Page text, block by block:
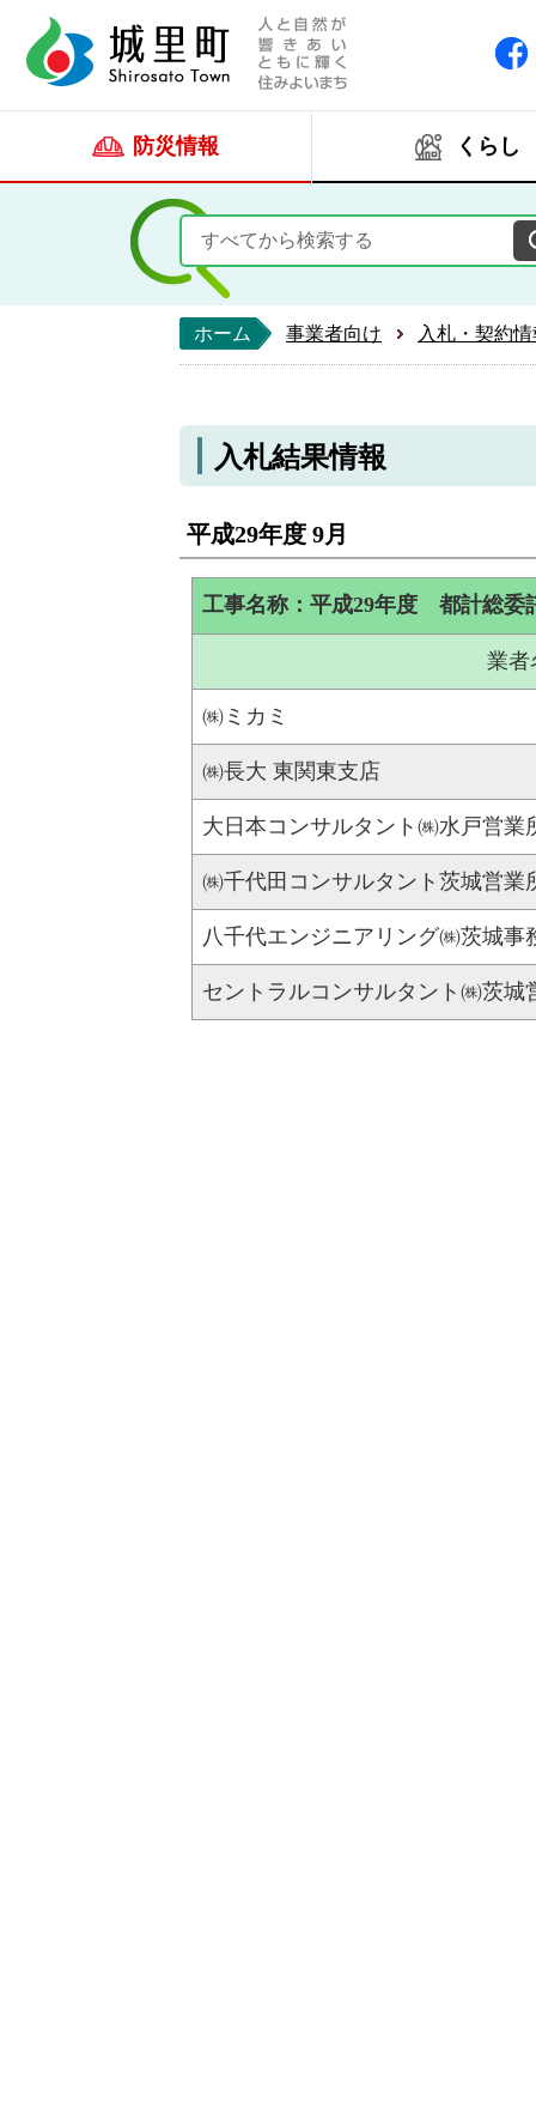
防災情報 くらし
ホーム 事業者向け 入札・契約
入札結果情報
平成29年度 9月
工事名称：平成29年度 都計総委
業者
㈱ミカミ
㈱長大 東関東支店
大日本コンサルタント㈱水戸営業
㈱千代田コンサルタント茨城営業
八千代エンジニアリング㈱茨城事
セントラルコンサルタント㈱茨城